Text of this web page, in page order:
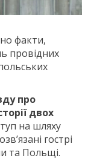
факти,
провідних
про
двох
на шляху
гострі
та Польщі.